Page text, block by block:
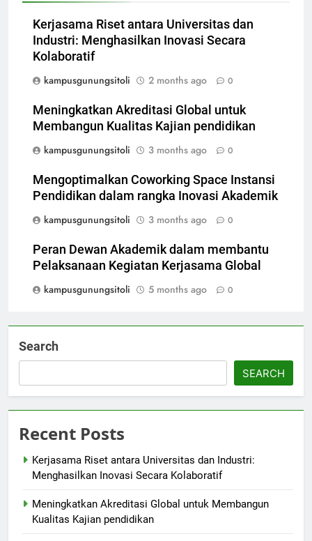
Kerjasama Riset antara Universitas dan
Industri: Menghasilkan Inovasi Secara
Kolaboratif
kampusgunungsitoli
2 months ago 0
Meningkatkan Akreditasi Global untuk
Membangun Kualitas Kajian pendidikan
kampusgunungsitoli
3 months ago 0
Mengoptimalkan Coworking Space Instansi
Pendidikan dalam rangka Inovasi Akademik
kampusgunungsitoli
3 months ago 0
Peran Dewan Akademik dalam membantu
Pelaksanaan Kegiatan Kerjasama Global
kampusgunungsitoli
5 months ago 0
Search
SEARCH
Recent Posts
Kerjasama Riset antara Universitas dan Industri:
Menghasilkan Inovasi Secara Kolaboratif
Meningkatkan Akreditasi Global untuk Membangun
Kualitas Kajian pendidikan